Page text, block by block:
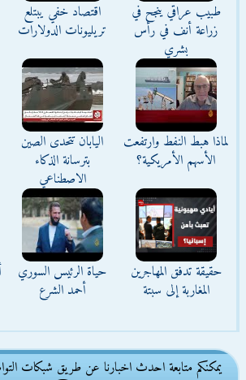
طبيب عراقي ينجح في
زراعة أنف في رأس
بشري
اقتصاد خفي يبتلع
تريليونات الدولارات
لماذا هبط النفط وارتفعت
الأسهم الأمريكية؟
اليابان تتحدى الصين
بترسانة الذكاء
الاصطناعي
حقيقة تدفق المهاجرين
المغاربة إلى سبتة
حياة الرئيس السوري
أحمد الشرع
يمكنكم متابعة احدث اخبارنا عن طريق شبكات